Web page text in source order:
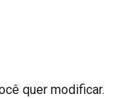
quer modificar.